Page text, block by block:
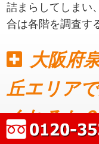
詰まらしてしまい
合は各階を調査す
大阪府
丘エリア
くれるか？